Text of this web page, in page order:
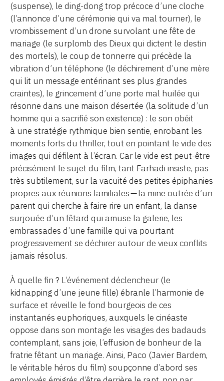
(suspense), le ding-dong trop précoce d’une cloche
(l’annonce d’une cérémonie qui va mal tourner), le
vrombissement d’un drone survolant une fête de
mariage (le surplomb des Dieux qui dictent le destin
des mortels), le coup de tonnerre qui précède la
vibration d’un téléphone (le déchirement d’une mère
qui lit un message entérinant ses plus grandes
craintes), le grincement d’une porte mal huilée qui
résonne dans une maison désertée (la solitude d’un
homme qui a sacrifié son existence) : le son obéit
à une stratégie rythmique bien sentie, enrobant les
moments forts du thriller, tout en pointant le vide des
images qui défilent à l’écran. Car le vide est peut-être
précisément le sujet du film, tant Farhadi insiste, pas
très subtilement, sur la vacuité des petites épiphanies
propres aux réunions familiales — la mine outrée d’un
parent qui cherche à faire rire un enfant, la danse
surjouée d’un fêtard qui amuse la galerie, les
embrassades d’une famille qui va pourtant
progressivement se déchirer autour de vieux conflits
jamais résolus.
À quelle fin ? L’événement déclencheur (le
kidnapping d’une jeune fille) ébranle l’harmonie de
surface et réveille le fond bourgeois de ces
instantanés euphoriques, auxquels le cinéaste
oppose dans son montage les visages des badauds
contemplant, sans joie, l’effusion de bonheur de la
fratrie fêtant un mariage. Ainsi, Paco (Javier Bardem,
le véritable héros du film) soupçonne d’abord ses